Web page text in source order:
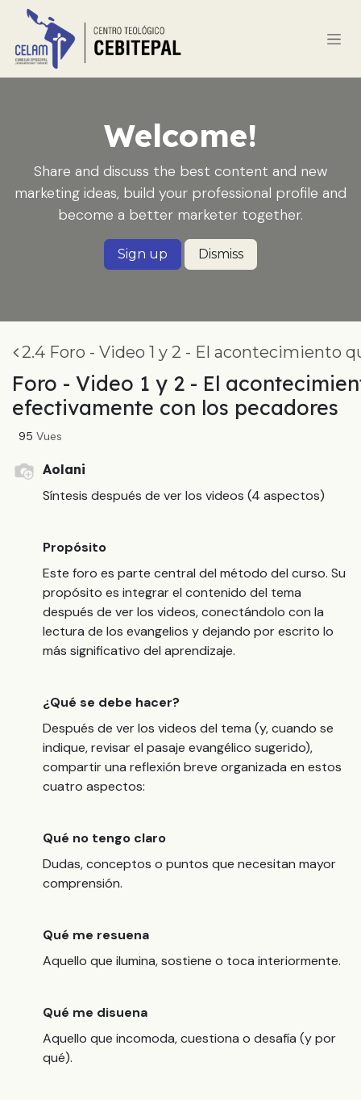
Se rendre au contenu
Welcome!
Share and discuss the best content and new
marketing ideas, build your professional profile and
become a better marketer together.
Sign up Dismiss
2.4 Foro - Video 1 y 2 - El acontecimiento
Foro - Video 1 y 2 - El
efectivamente con los pecadores
95 Vues
Aolani
Síntesis después de ver los videos (4 aspectos)
Propósito
Este foro es parte central del método del curso. Su
propósito es integrar el contenido del tema
después de ver los videos, conectándolo con la
lectura de los evangelios y dejando por escrito lo
más significativo del aprendizaje.
¿Qué se debe hacer?
Después de ver los videos del tema (y, cuando se
indique, revisar el pasaje evangélico sugerido),
compartir una reflexión breve organizada en estos
cuatro aspectos:
Qué no tengo claro
Dudas, conceptos o puntos que necesitan mayor
comprensión.
Qué me resuena
Aquello que ilumina, sostiene o toca interiormente.
Qué me disuena
Aquello que incomoda, cuestiona o desafía (y por
qué).